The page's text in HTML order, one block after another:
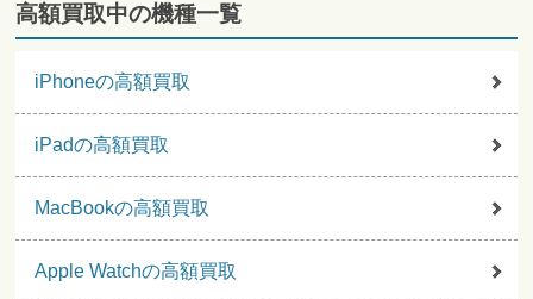
高額買取中の機種一覧
iPhoneの高額買取
iPadの高額買取
MacBookの高額買取
Apple Watchの高額買取